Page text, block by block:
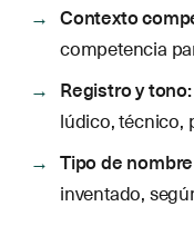
Contexto
competencia
Registro y tono:
lúdico, técnico,
Tipo de
inventado,